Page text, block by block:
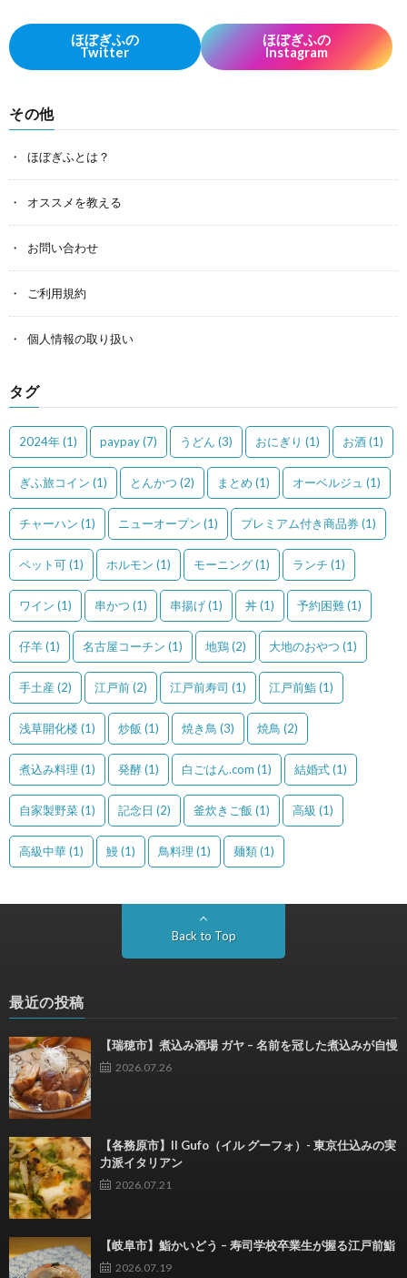
ほぼぎふの
Twitter
ほぼぎふの
Instagram
その他
ほぼぎふとは？
オススメを教える
お問い合わせ
ご利用規約
個人情報の取り扱い
タグ
2024年(1) paypay(7) うどん (3) おにぎり (1) お酒(1)
ぎふ旅コイン (1) とんかつ (2) まとめ (1) オーベルジュ (1)
チャーハン (1) ニューオープン (1) プレミアム付き商品券(1)
ペット可(1) ホルモン (1) モーニング(1) ランチ (1)
ワイン (1) 串かつ (1) 串揚げ(1) 丼(1) 予約困難(1)
仔羊(1) 名古屋コーチン (1) 地鶏(2) 大地のおやつ (1)
手土産 (2) 江戸前(2) 江戸前寿司 (1) 江戸前鮨(1)
浅草開化楼(1) 炒飯 (1) 焼き鳥 (3) 焼鳥 (2)
煮込み料理 (1) 発酵(1) 白ごはん.com (1) 結婚式(1)
自家製野菜(1) 記念日 (2) 釜炊きご飯 (1) 高級 (1)
高級中華(1) 鰻(1) 鳥料理 (1) 麺類(1)
Back to Top
最近の投稿
【瑞穂市】煮込み酒場 ガヤ – 名前を冠した煮込みが自慢
2026.07.26
【各務原市】Il Gufo（イル グーフォ）- 東京仕込みの実
力派イタリアン
2026.07.21
【岐阜市】鮨かいどう – 寿司学校卒業生が握る江戸前鮨
2026.07.19